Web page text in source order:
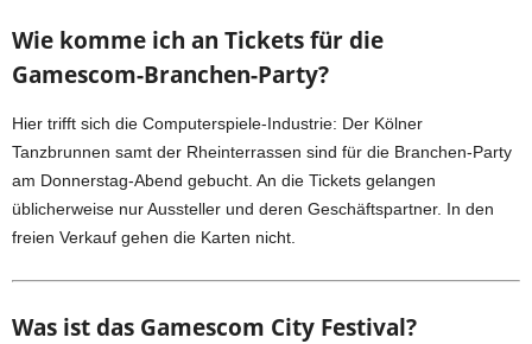
Wie komme ich an Tickets für die
Gamescom-Branchen-Party?
Hier trifft sich die Computerspiele-Industrie: Der Kölner
Tanzbrunnen samt der Rheinterrassen sind für die Branchen-Party
am Donnerstag-Abend gebucht. An die Tickets gelangen
üblicherweise nur Aussteller und deren Geschäftspartner. In den
freien Verkauf gehen die Karten nicht.
Was ist das Gamescom City Festival?